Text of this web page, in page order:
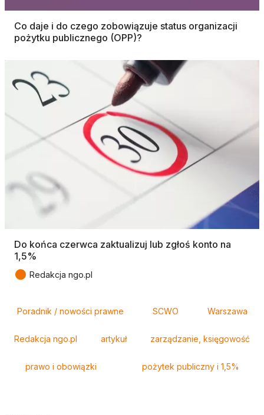
Co daje i do czego zobowiązuje status organizacji
pożytku publicznego (OPP)?
Do końca czerwca zaktualizuj lub zgłoś konto na
1,5%
● Redakcja ngo.pl
Poradnik / nowości prawne SCWO Warszawa
Redakcja ngo.pl artykuł zarządzanie, księgowość
prawo i obowiązki pożytek publiczny i 1,5%